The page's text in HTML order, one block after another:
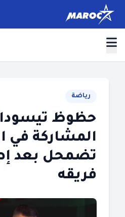
رياضة
حظوظ
المشاركة في
تضمحل بعد
فريقه